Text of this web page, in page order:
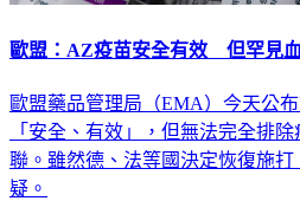
歐盟：AZ疫苗安全有效 但罕見
歐盟藥品管理局（EMA）今天公
「安全、有效」，但無法完全排
聯。雖然德、法等國決定恢復施
疑。